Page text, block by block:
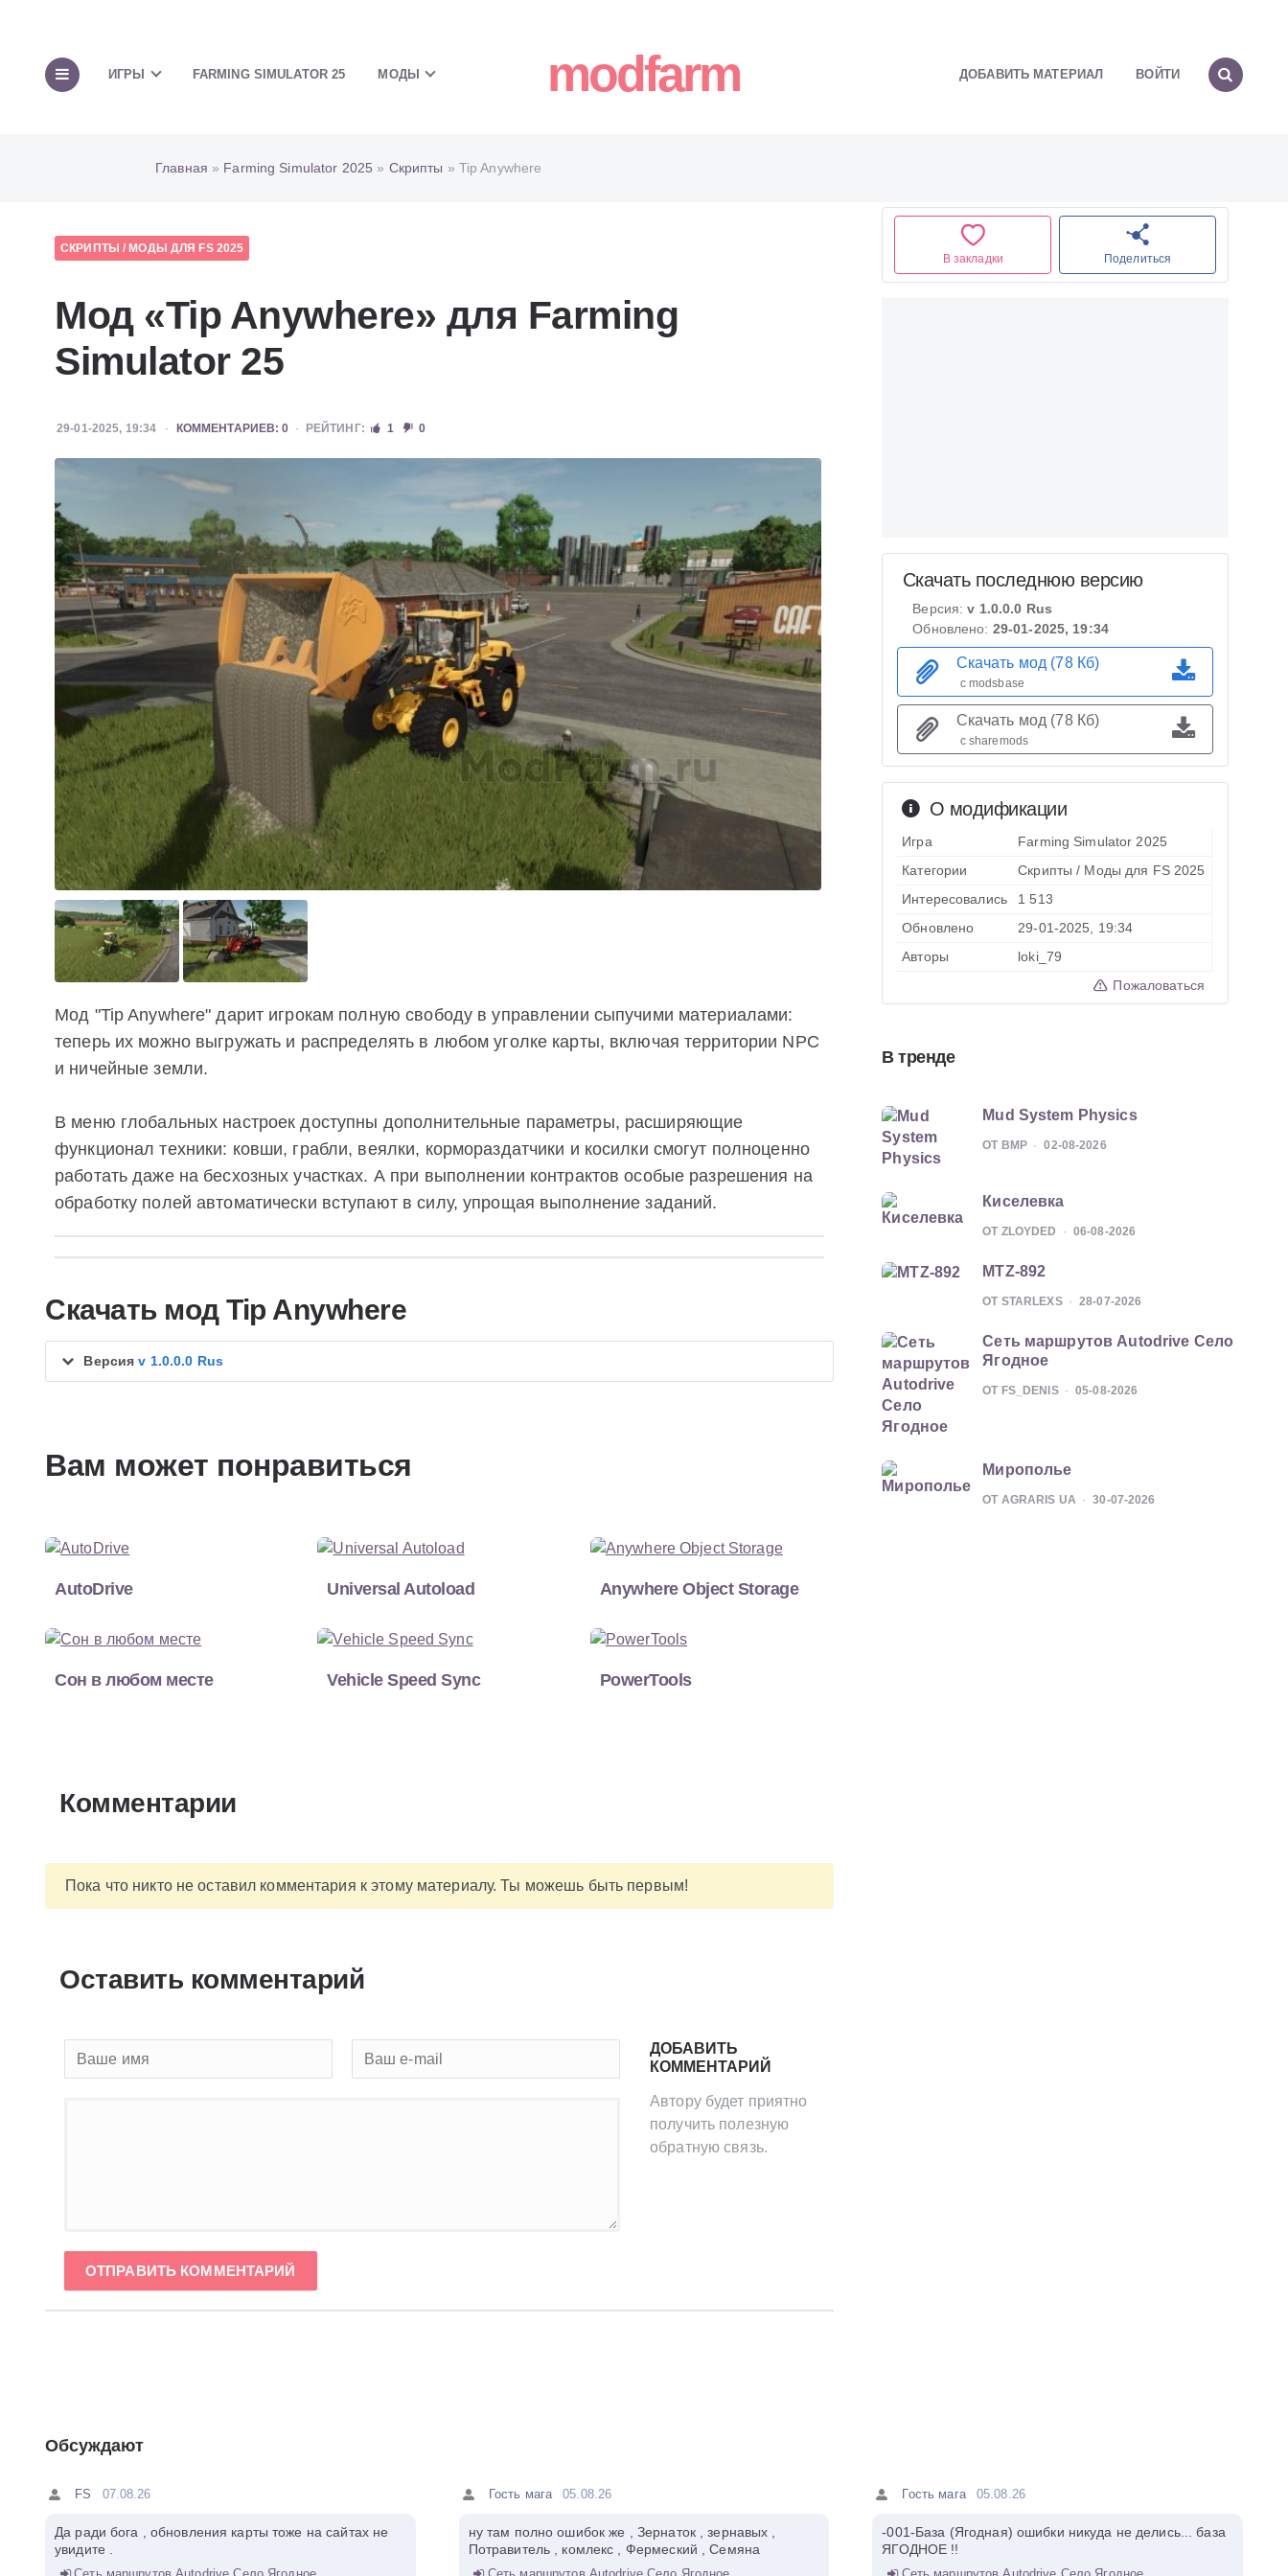
ИГРЫ FARMING SIMULATOR 25 МОДЫ modfarm ДОБАВИТЬ МАТЕРИАЛ ВОЙТИ
Главная » Farming Simulator 2025 » Скрипты » Tip Anywhere
СКРИПТЫ / МОДЫ ДЛЯ FS 2025
Мод «Tip Anywhere» для Farming
Simulator 25
29-01-2025, 19:34 КОММЕНТАРИЕВ: 0 РЕЙТИНГ: 1 0
Мод "Tip Anywhere" дарит игрокам полную свободу в управлении сыпучими материалами:
теперь их можно выгружать и распределять в любом уголке карты, включая территории NPC
и ничейные земли.
В меню глобальных настроек доступны дополнительные параметры, расширяющие
функционал техники: ковши, грабли, веялки, кормораздатчики и косилки смогут полноценно
работать даже на бесхозных участках. А при выполнении контрактов особые разрешения на
обработку полей автоматически вступают в силу, упрощая выполнение заданий.
Скачать мод Tip Anywhere
Версияv 1.0.0.0 Rus
Вам может понравиться
AutoDrive Universal Autoload Anywhere Object Storage
Сон в любом месте Vehicle Speed Sync PowerTools
Комментарии
Пока что никто не оставил комментария к этому материалу. Ты можешь быть первым!
Оставить комментарий
ДОБАВИТЬ
КОММЕНТАРИЙ
Автору будет приятно
получить полезную
обратную связь.
ОТПРАВИТЬ КОММЕНТАРИЙ
В закладки Поделиться
О модификации
Игра
Farming Simulator 2025
Категории
Скрипты / Моды для FS 2025
Интересовались
1 513
Обновлено
29-01-2025, 19:34
Авторы
loki_79
Пожаловаться
Скачать последнюю версию
Версия:v 1.0.0.0 Rus
Обновлено: 29-01-2025, 19:34
Скачать мод (78 Кб)
с modsbase
Скачать мод (78 Кб)
с sharemods
В тренде
Mud System Physics
ОТ BMP 02-08-2026
Киселевка
ОТ ZLOYDED 06-08-2026
MTZ-892
ОТ STARLEXS 28-07-2026
Сеть маршрутов Autodrive Село
Ягодное
ОТ FS_DENIS 05-08-2026
Мирополье
ОТ AGRARIS UA 30-07-2026
Обсуждают
FS 07.08.26
Да ради бога , обновления карты тоже на сайтах не
увидите .
Гость мага 05.08.26
ну там полно ошибок же , Зернаток , зернавых ,
Потравитель , комлекс , Фермеский , Семяна
Гость мага 05.08.26
-001-База (Ягодная) ошибки никуда не делись... база
ЯГОДНОЕ !!